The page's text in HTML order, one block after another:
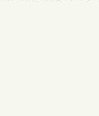
Zweck der
Made in EU.